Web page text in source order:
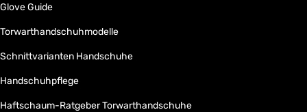
Glove Guide
Torwarthandschuhmodelle
Schnittvarianten Handschuhe
Handschuhpflege
Haftschaum-Ratgeber Torwarthandschuhe